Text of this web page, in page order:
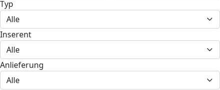
Typ
Inserent
Anlieferung